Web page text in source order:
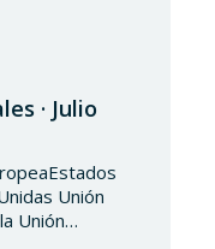
· Julio
Unión
Unión